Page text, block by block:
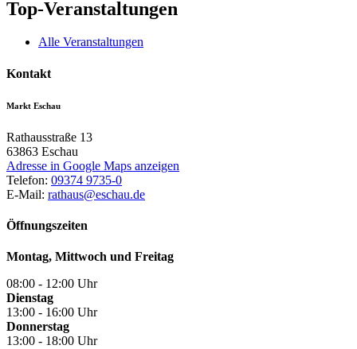
Top-Veranstaltungen
Alle Veranstaltungen
Kontakt
Markt Eschau
Rathausstraße 13
63863 Eschau
Adresse in Google Maps anzeigen
Telefon: 09374 9735-0
E-Mail: rathaus@eschau.de
Öffnungszeiten
Montag, Mittwoch und Freitag
08:00 - 12:00 Uhr
Dienstag
13:00 - 16:00 Uhr
Donnerstag
13:00 - 18:00 Uhr